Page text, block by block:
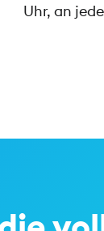
Uhr, an